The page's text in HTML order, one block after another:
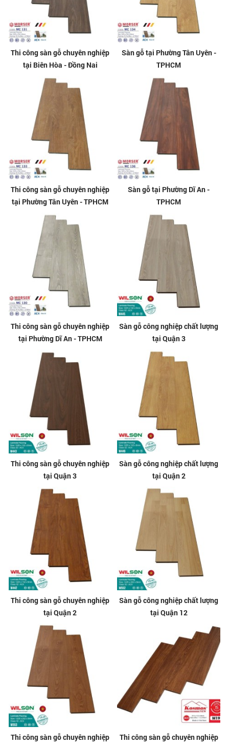
Thi công sàn gỗ chuyên nghiệp
tại Biên Hòa - Đồng Nai
Sàn gỗ tại Phường Tân Uyên -
TPHCM
Thi công sàn gỗ chuyên nghiệp
tại Phường Tân Uyên - TPHCM
Sàn gỗ tại Phường Dĩ An -
TPHCM
Thi công sàn gỗ chuyên nghiệp
tại Phường Dĩ An - TPHCM
Sàn gỗ công nghiệp chất lượng
tại Quận 3
Thi công sàn gỗ chuyên nghiệp
tại Quận 3
Sàn gỗ công nghiệp chất lượng
tại Quận 2
Thi công sàn gỗ chuyên nghiệp
tại Quận 2
Sàn gỗ công nghiệp chất lượng
tại Quận 12
Thi công sàn gỗ chuyên nghiệp
Thi công sàn gỗ chuyên nghiệp